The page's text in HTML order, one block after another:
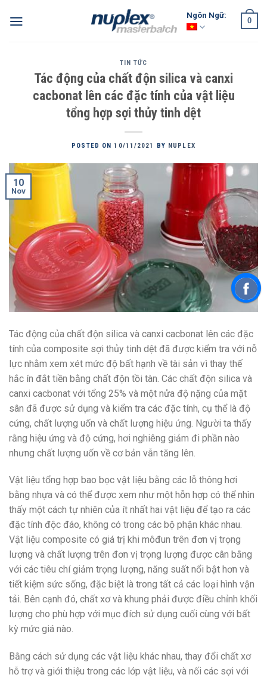
Ngôn Ngữ:
0
TIN TỨC
Tác động của chất độn silica và canxi
cacbonat lên các đặc tính của vật liệu
tổng hợp sợi thủy tinh dệt
POSTED ON10/11/2021 BY NUPLEX
10
Nov
Tác động của chất độn silica và canxi cacbonat lên các đặc
tính của composite sợi thủy tinh dệt đã được kiểm tra với nỗ
lực nhằm xem xét mức độ bất hạnh về tài sản vì thay thế
hắc ín đắt tiền bằng chất độn tồi tàn. Các chất độn silica và
canxi cacbonat với tổng 25% và một nửa độ nặng của mặt
sân đã được sử dụng và kiểm tra các đặc tính, cụ thể là độ
cứng, chất lượng uốn và chất lượng hiệu ứng. Người ta thấy
rằng hiệu ứng và độ cứng, hơi nghiêng giảm đi phần nào
nhưng chất lượng uốn về cơ bản vẫn tăng lên.
Vật liệu tổng hợp bao bọc vật liệu bằng các lỗ thông hơi
bằng nhựa và có thể được xem như một hỗn hợp có thể nhìn
thấy một cách tự nhiên của ít nhất hai vật liệu để tạo ra các
đặc tính độc đáo, không có trong các bộ phận khác nhau.
Vật liệu composite có giá trị khi môđun trên đơn vị trọng
lượng và chất lượng trên đơn vị trọng lượng được cân bằng
với các tiêu chí giảm trọng lượng, năng suất nổi bật hơn và
tiết kiệm sức sống, đặc biệt là trong tất cả các loại hình vận
tải. Bên cạnh đó, chất xơ và khung phải được điều chỉnh khối
lượng cho phù hợp với mục đích sử dụng cuối cùng với bất
kỳ mức giá nào.
Bằng cách sử dụng các vật liệu khác nhau, thay đổi chất xơ
hỗ trợ và giới thiệu trong các lớp vật liệu, và nối các sợi với